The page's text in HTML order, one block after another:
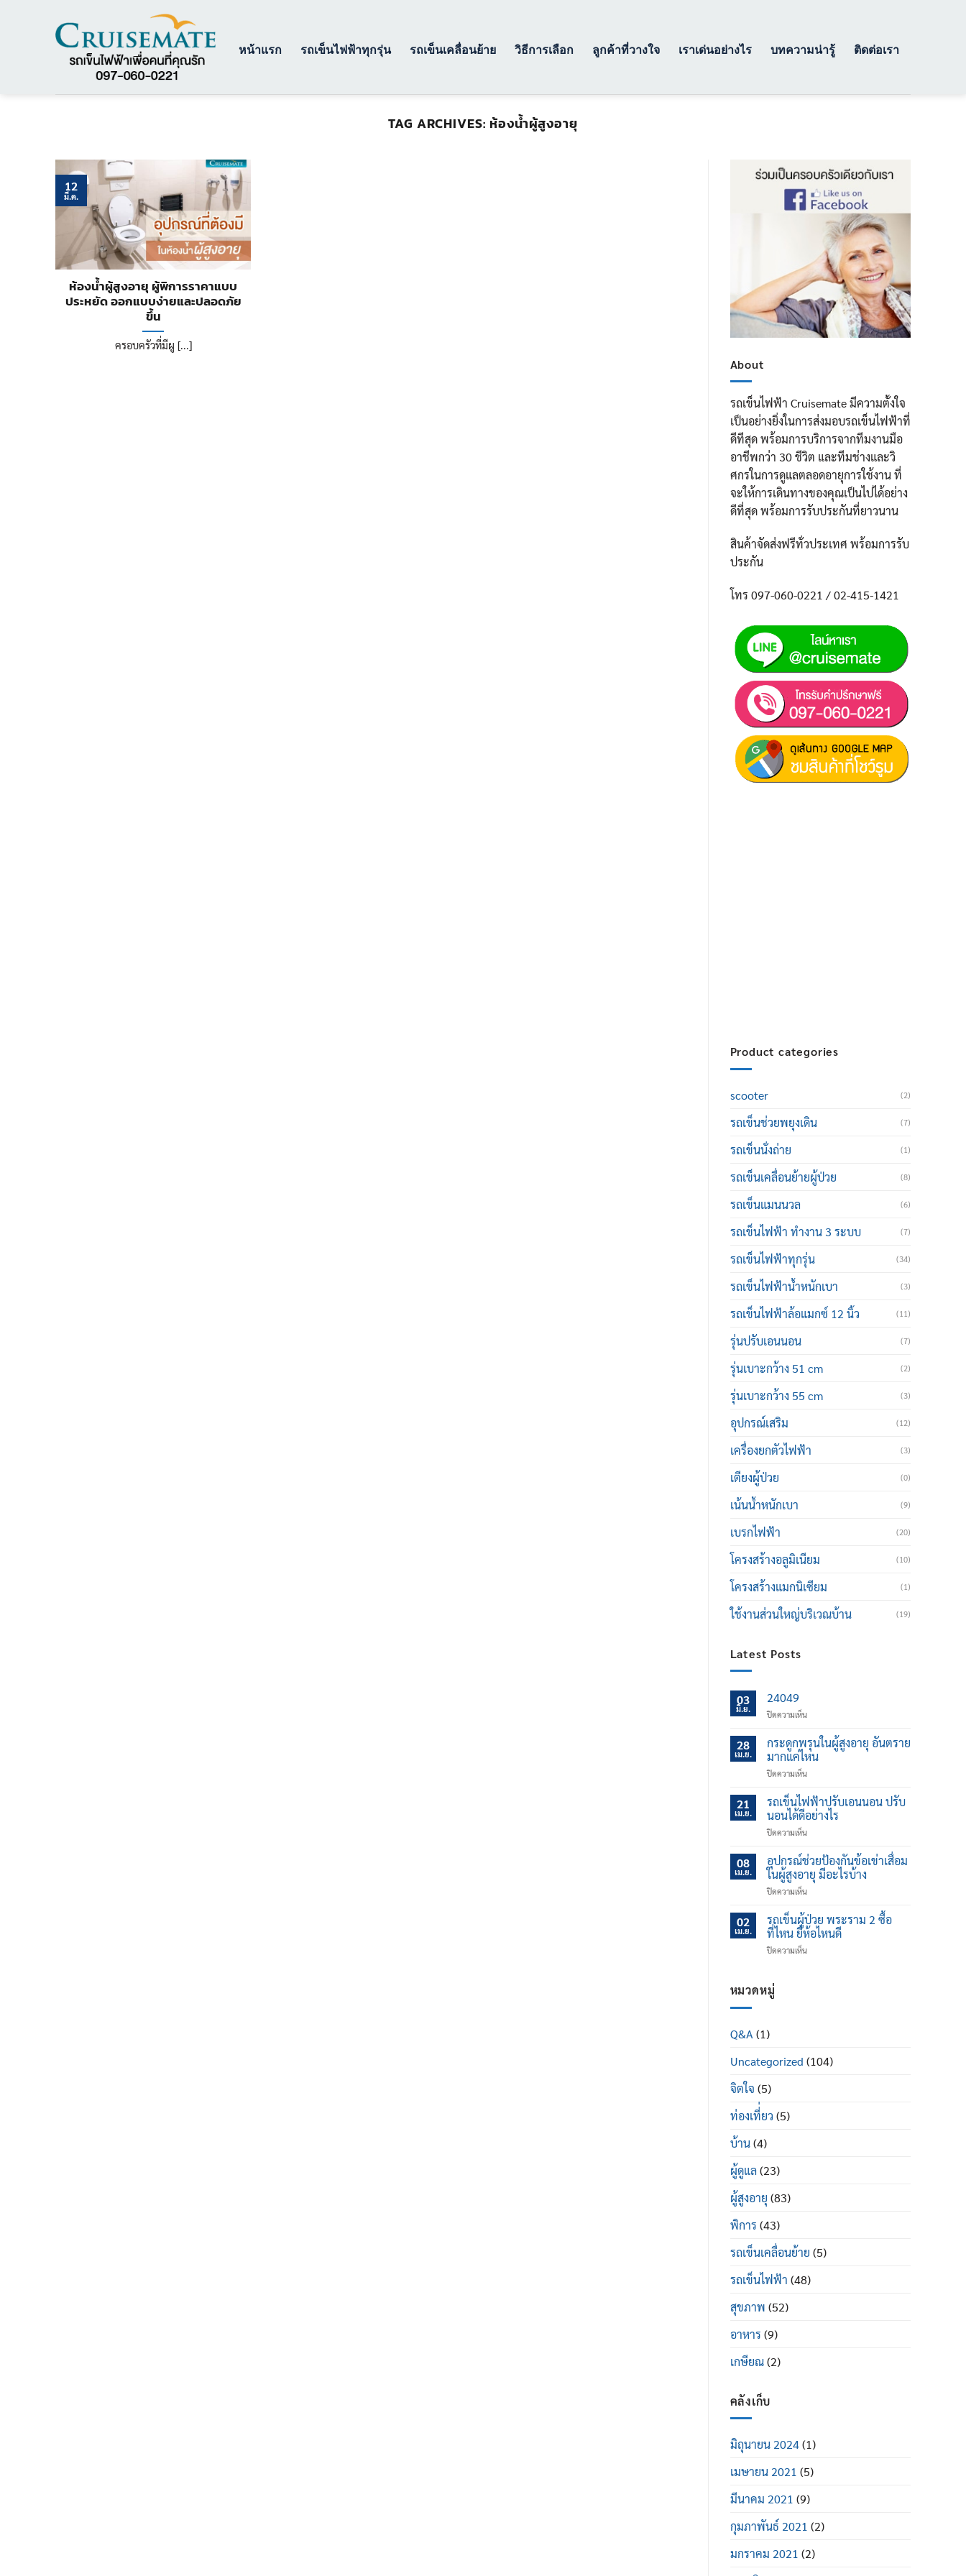
หน้าแรก รถเข็นไฟฟ้าทุกรุ่น รถเข็นเคลื่อนย้าย วิธีการเลือก ลูกค้าที่วางใจ เราเด่นอย่างไร บทความน่ารู้ ติดต่อเรา
TAG ARCHIVES: ห้องน้ำผู้สูงอายุ
ห้องน้ำผู้สูงอายุ ผู้พิการราคาแบบ
ประหยัด ออกแบบง่ายและปลอดภัย
ขึ้น
ครอบครัวที่มีผู [...]
12
มี.ค.
About
รถเข็นไฟฟ้า Cruisemate มีความตั้งใจ
เป็นอย่างยิ่งในการส่งมอบรถเข็นไฟฟ้าที่
ดีทีสุด พร้อมการบริการจากทีมงานมือ
อาชีพกว่า 30 ชีวิต และทีมช่างและวิ
ศกรในการดูแลตลอดอายุการใช้งาน ที่
จะให้การเดินทางของคุณเป็นไปได้อย่าง
ดีที่สุด พร้อมการรับประกันที่ยาวนาน
สินค้าจัดส่งฟรีทั่วประเทศ พร้อมการรับ
ประกัน
โทร 097-060-0221 / 02-415-1421
Product categories
scooter (2)
รถเข็นช่วยพยุงเดิน (7)
รถเข็นนั่งถ่าย (1)
รถเข็นเคลื่อนย้ายผู้ป่วย (8)
รถเข็นแมนนวล (6)
รถเข็นไฟฟ้า ทำงาน 3 ระบบ (7)
รถเข็นไฟฟ้าทุกรุ่น (34)
รถเข็นไฟฟ้าน้ำหนักเบา (3)
รถเข็นไฟฟ้าล้อแมกซ์ 12 นิ้ว (11)
รุ่นปรับเอนนอน (7)
รุ่นเบาะกว้าง 51 cm (2)
รุ่นเบาะกว้าง 55 cm (3)
อุปกรณ์เสริม (12)
เครื่องยกตัวไฟฟ้า (3)
เตียงผู้ป่วย (0)
เน้นน้ำหนักเบา (9)
เบรกไฟฟ้า (20)
โครงสร้างอลูมิเนียม (10)
โครงสร้างแมกนิเซียม (1)
ใช้งานส่วนใหญ่บริเวณบ้าน (19)
Latest Posts
03
มิ.ย.
24049
ปิดความเห็นบน
28
เม.ย.
กระดูกพรุนในผู้สูงอายุ อันตราย
มากแค่ไหน
ปิดความเห็นบน
พรุน
ใน
ผู้
สูง
อันตราย
มาก
แค่
ไหน
21
เม.ย.
รถเข็นไฟฟ้าปรับเอนนอน ปรับ
นอนได้ดีอย่างไร
ปิดความเห็นบน
เข็น
ไฟฟ้า
ปรับ
เอน
ปรับ
นอน
ดี
08
เม.ย.
อุปกรณ์ช่วยป้องกันข้อเข่าเสื่อม
ในผู้สูงอายุ มีอะไรบ้าง
ปิดความเห็นบน
ช่วย
ป้องกัน
ข้อ
เข่า
02
เม.ย.
รถเข็นผู้ป่วย พระราม 2 ซื้อ
ที่ไหน ยี่ห้อไหนดี
ปิดความเห็นบน
ยี่ห้อ
หมวดหมู่
Q&A (1)
Uncategorized (104)
จิตใจ (5)
ท่องเที่่ยว (5)
บ้าน(4)
ผู้ดูแล (23)
ผู้สูงอายุ (83)
พิการ (43)
รถเข็นเคลื่อนย้าย (5)
รถเข็นไฟฟ้า (48)
สุขภาพ (52)
อาหาร (9)
เกษียณ(2)
คลังเก็บ
มิถุนายน 2024(1)
เมษายน 2021 (5)
มีนาคม 2021 (9)
กุมภาพันธ์ 2021 (2)
มกราคม 2021 (2)